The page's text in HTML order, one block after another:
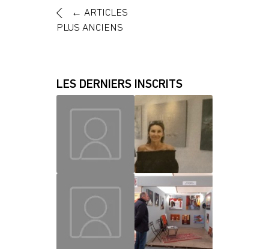
← ARTICLES
PLUS ANCIENS
LES DERNIERS INSCRITS
MAUD CHRISLAINE